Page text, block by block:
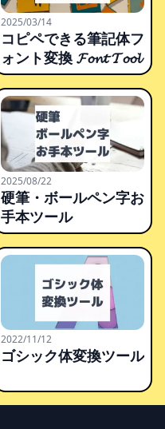
2025/03/14
コピペできる筆記体フ
ォント変換 𝓕𝓸𝓷𝓽 𝓣𝓸𝓸𝓵
2025/08/22
硬筆・ボールペン字お
手本ツール
2022/11/12
ゴシック体変換ツール